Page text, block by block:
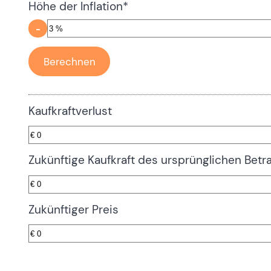
Höhe der Inflation*
-
Kaufkraftverlust
Zukünftige Kaufkraft des ursprünglichen
Zukünftiger Preis